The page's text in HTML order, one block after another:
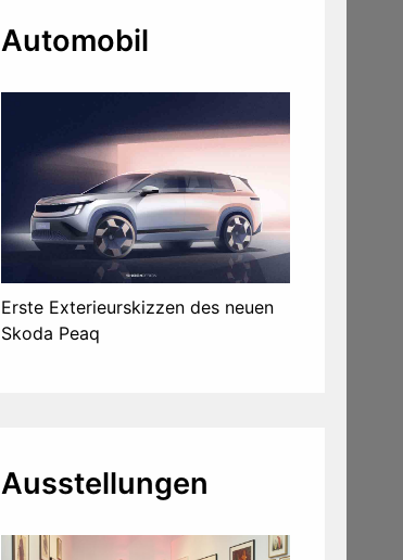
Automobil
Erste Exterieurskizzen des neuen
Skoda Peaq
Ausstellungen